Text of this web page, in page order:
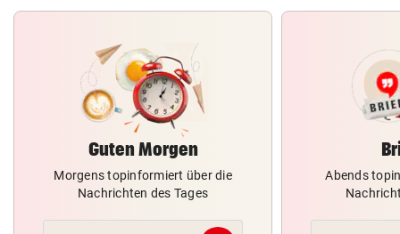
Guten Morgen
Morgens topinformiert über die
Nachrichten des Tages
Abends